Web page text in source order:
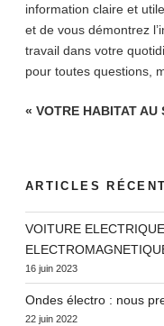
information claire et
et de vous démontrez
travail dans votre
pour toutes questions,
« VOTRE HABITAT AU
ARTICLES
VOITURE
16 juin 2023
Ondes électro : nous
22 juin 2022